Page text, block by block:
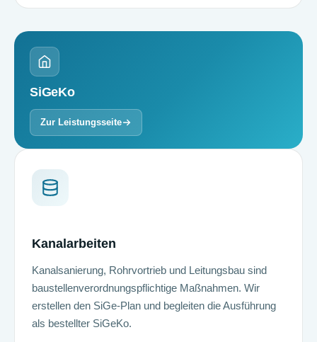
SiGeKo
Zur Leistungsseite
Kanalarbeiten
Kanal­sanierung, Rohrvortrieb und Leitungsbau sind
bau­stellen­ver­ordnungs­pflichtige Maßnahmen. Wir
erstellen den SiGe-Plan und begleiten die Ausführung
als bestellter SiGeKo.